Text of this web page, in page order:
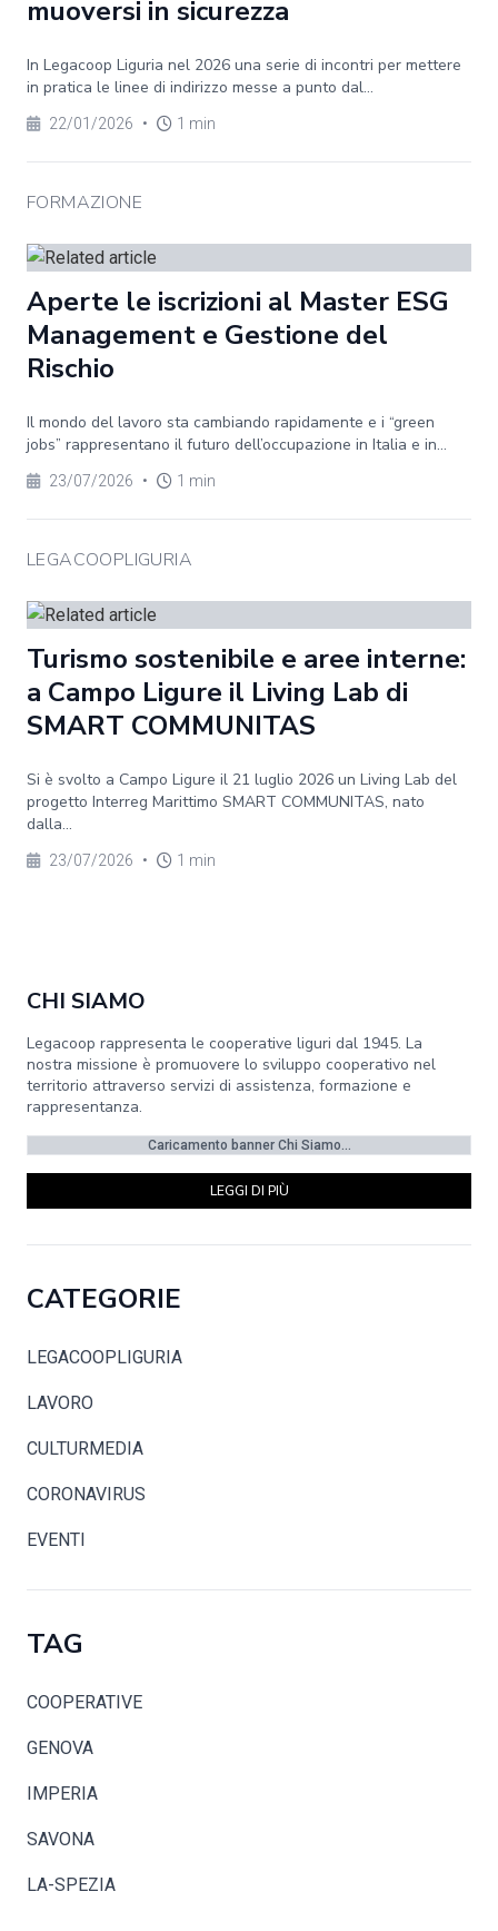
muoversi in sicurezza
In Legacoop Liguria nel 2026 una serie di incontri per mettere
in pratica le linee di indirizzo messe a punto dal...
22/01/2026 • 1 min
FORMAZIONE
Aperte le iscrizioni al Master ESG
Management e Gestione del
Rischio
Il mondo del lavoro sta cambiando rapidamente e i “green
jobs” rappresentano il futuro dell’occupazione in Italia e in...
23/07/2026 • 1 min
LEGACOOPLIGURIA
Turismo sostenibile e aree interne:
a Campo Ligure il Living Lab di
SMART COMMUNITAS
Si è svolto a Campo Ligure il 21 luglio 2026 un Living Lab del
progetto Interreg Marittimo SMART COMMUNITAS, nato
dalla...
23/07/2026 • 1 min
CHI SIAMO
Legacoop rappresenta le cooperative liguri dal 1945. La
nostra missione è promuovere lo sviluppo cooperativo nel
territorio attraverso servizi di assistenza, formazione e
rappresentanza.
Caricamento banner Chi Siamo...
LEGGI DI PIÙ
CATEGORIE
LEGACOOPLIGURIA
LAVORO
CULTURMEDIA
CORONAVIRUS
EVENTI
TAG
COOPERATIVE
GENOVA
IMPERIA
SAVONA
LA-SPEZIA